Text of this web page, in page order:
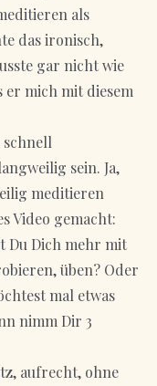
als
das ironisch,
gar nicht wie
er mich mit diesem
sein. Ja,
meditieren
Video gemacht:
Du Dich mehr mit
üben? Oder
mal etwas
nimm Dir 3
aufrecht, ohne